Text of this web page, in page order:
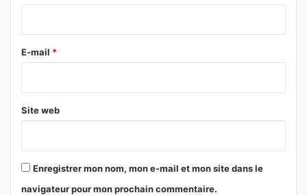
e
E-mail *
Site web
Enregistrer mon nom, mon e-mail et mon site dans le
navigateur pour mon prochain commentaire.